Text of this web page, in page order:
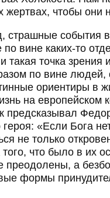
жертвах, чтобы они
страшные события
вине каких-то
такая точка
по вине людей,
ориентиры в
на европейском
предсказывал
героя: «Если Бога
не только
того, что было в их
преодолены, а
формы